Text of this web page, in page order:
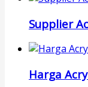
Supplier
Harga